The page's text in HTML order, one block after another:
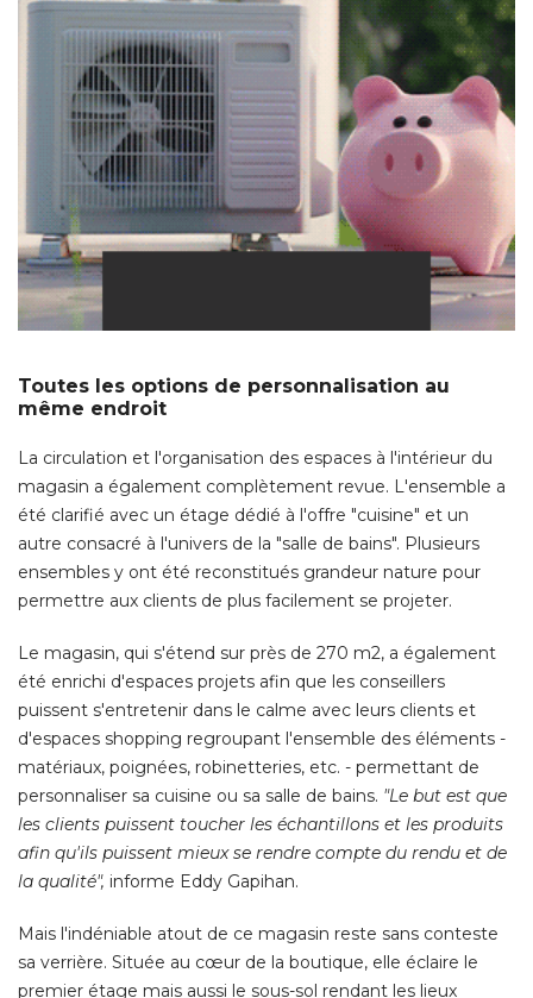
Toutes les options de personnalisation au
même endroit
La circulation et l'organisation des espaces à l'intérieur du
magasin a également complètement revue. L'ensemble a
été clarifié avec un étage dédié à l'offre "cuisine" et un
autre consacré à l'univers de la "salle de bains". Plusieurs
ensembles y ont été reconstitués grandeur nature pour
permettre aux clients de plus facilement se projeter.
Le magasin, qui s'étend sur près de 270 m2, a également
été enrichi d'espaces projets afin que les conseillers
puissent s'entretenir dans le calme avec leurs clients et
d'espaces shopping regroupant l'ensemble des éléments -
matériaux, poignées, robinetteries, etc. - permettant de
personnaliser sa cuisine ou sa salle de bains. "Le but est que
les clients puissent toucher les échantillons et les produits
afin qu'ils puissent mieux se rendre compte du rendu et de
la qualité", informe Eddy Gapihan.
Mais l'indéniable atout de ce magasin reste sans conteste
sa verrière. Située au cœur de la boutique, elle éclaire le
premier étage mais aussi le sous-sol rendant les lieux